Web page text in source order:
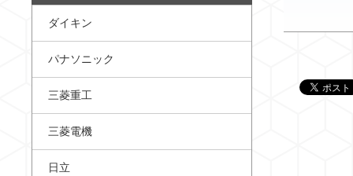
ダイキン
パナソニック
三菱重工
三菱電機
日立